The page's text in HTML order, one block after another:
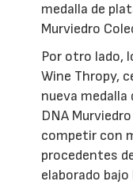
medalla de
Murviedro
Por otro lado,
Wine Thropy,
nueva medalla
DNA
competir con
procedentes
elaborado bajo